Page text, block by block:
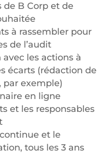
de B Corp et de
à rassembler pour
de l’audit
les actions à
écarts (rédaction de
par exemple)
en ligne
et les responsables
et le
tous les 3 ans